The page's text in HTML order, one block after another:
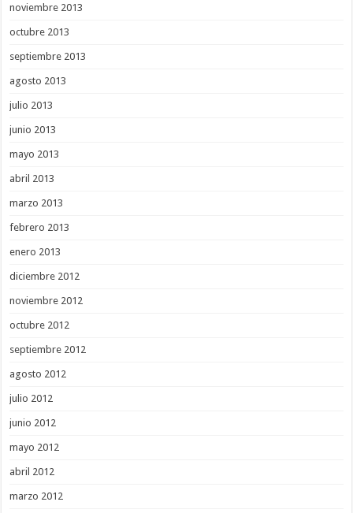
noviembre 2013
octubre 2013
septiembre 2013
agosto 2013
julio 2013
junio 2013
mayo 2013
abril 2013
marzo 2013
febrero 2013
enero 2013
diciembre 2012
noviembre 2012
octubre 2012
septiembre 2012
agosto 2012
julio 2012
junio 2012
mayo 2012
abril 2012
marzo 2012